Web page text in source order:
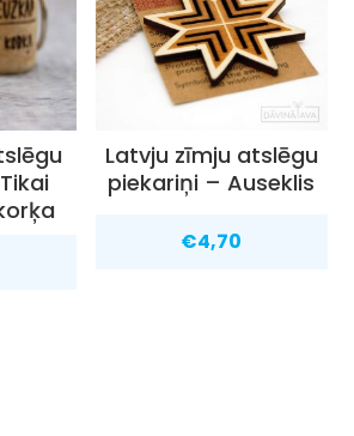
Latvju zīmju atslēgu
piekariņi – Auseklis
€4,70